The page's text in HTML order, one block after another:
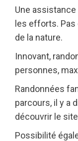
Une
les efforts.
de la nature.
Innovant,
personnes,
Randonnées
parcours, il y a
découvrir le
Possibilité